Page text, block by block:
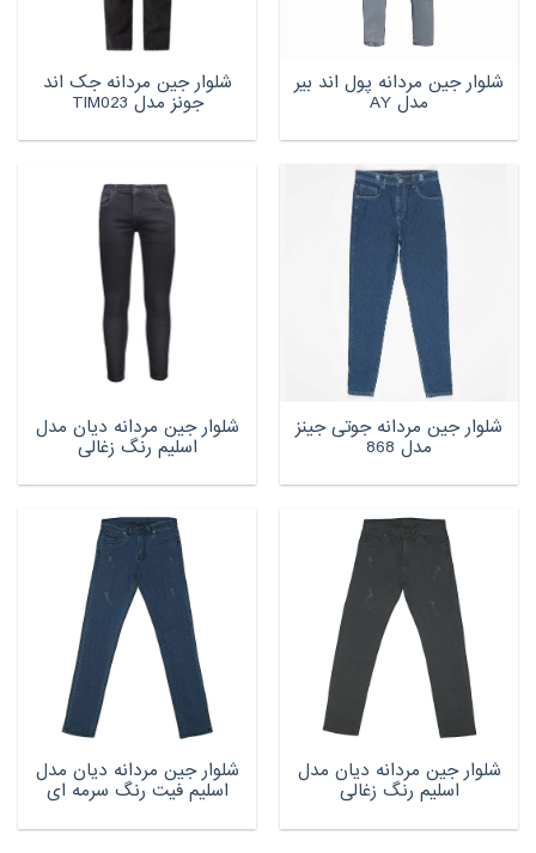
شلوار جین مردانه پول اند بیر
مدل AY
شلوار جین مردانه جک اند
جونز مدل TIM023
شلوار جین مردانه جوتی جینز
مدل 868
شلوار جین مردانه دیان مدل
اسلیم رنگ زغالی
شلوار جین مردانه دیان مدل
اسلیم رنگ زغالی
شلوار جین مردانه دیان مدل
اسلیم فیت رنگ سرمه ای